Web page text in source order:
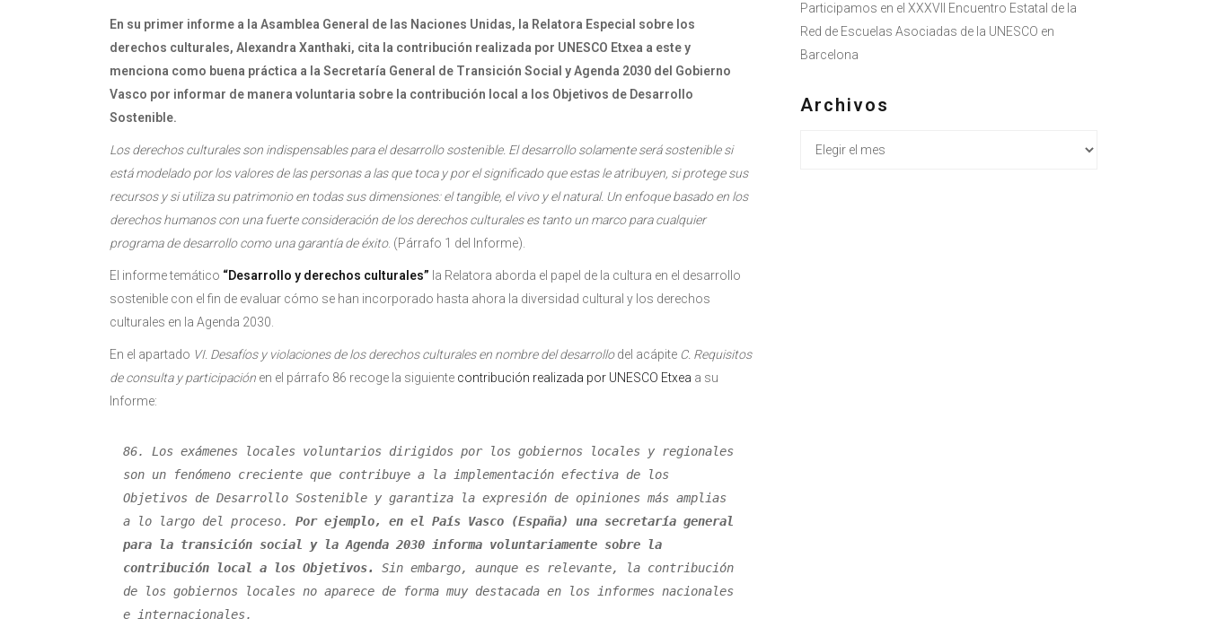
En su primer informe a la Asamblea General de las Naciones Unidas, la Relatora Especial sobre los
derechos culturales, Alexandra Xanthaki, cita la contribución realizada por UNESCO Etxea a este y
menciona como buena práctica a la Secretaría General de Transición Social y Agenda 2030 del Gobierno
Vasco por informar de manera voluntaria sobre la contribución local a los Objetivos de Desarrollo
Sostenible.
Los derechos culturales son indispensables para el desarrollo sostenible. El desarrollo solamente será sostenible si
está modelado por los valores de las personas a las que toca y por el significado que estas le atribuyen, si protege sus
recursos y si utiliza su patrimonio en todas sus dimensiones: el tangible, el vivo y el natural. Un enfoque basado en los
derechos humanos con una fuerte consideración de los derechos culturales es tanto un marco para cualquier
programa de desarrollo como una garantía de éxito. (Párrafo 1 del Informe).
El informe temático “Desarrollo y derechos culturales” la Relatora aborda el papel de la cultura en el desarrollo
sostenible con el fin de evaluar cómo se han incorporado hasta ahora la diversidad cultural y los derechos
culturales en la Agenda 2030.
En el apartado VI. Desafíos y violaciones de los derechos culturales en nombre del desarrollodel acápite C. Requisitos
de consulta y participación en el párrafo 86 recoge la siguiente contribución realizada por UNESCO Etxea a su
Informe:
86. Los exámenes locales voluntarios dirigidos por los gobiernos locales y regionales
son un fenómeno creciente que contribuye a la implementación efectiva de los
Objetivos de Desarrollo Sostenible y garantiza la expresión de opiniones más amplias
a lo largo del proceso. Por ejemplo, en el País Vasco (España) una secretaría general
para la transición social y la Agenda 2030 informa voluntariamente sobre la
contribución local a los Objetivos.
Sin embargo, aunque es relevante, la contribución
de los gobiernos locales no aparece de forma muy destacada en los informes nacionales
e internacionales.
Participamos en el XXXVII Encuentro Estatal de la
Red de Escuelas Asociadas de la UNESCO en
Barcelona
Archivos
Archivos